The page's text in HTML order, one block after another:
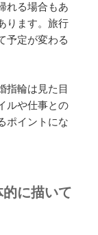
れる場合もあ
ります。旅行
予定が変わる
指輪は見た目
ルや仕事との
ポイントにな
に描いて